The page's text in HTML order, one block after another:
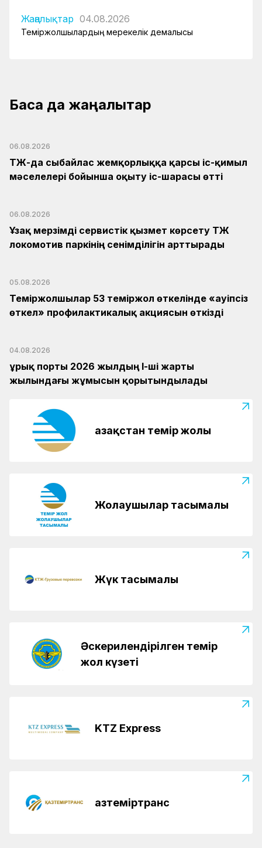
Жаңалықтар 04.08.2026
Теміржолшылардың мерекелік демалысы
Басқа да жаңалықтар
06.08.2026
ҚТЖ-да сыбайлас жемқорлыққа қарсы іс-қимыл
мәселелері бойынша оқыту іс-шарасы өтті
06.08.2026
Ұзақ мерзімді сервистік қызмет көрсету ҚТЖ
локомотив паркінің сенімділігін арттырады
05.08.2026
Теміржолшылар 53 теміржол өткелінде «Қауіпсіз
өткел» профилактикалық акциясын өткізді
04.08.2026
Құрық порты 2026 жылдың І-ші жарты
жылындағы жұмысын қорытындылады
Қазақстан темір жолы
Жолаушылар тасымалы
Жүк тасымалы
Әскерилендірілген темір
жол күзеті
KTZ Express
Қазтеміртранс